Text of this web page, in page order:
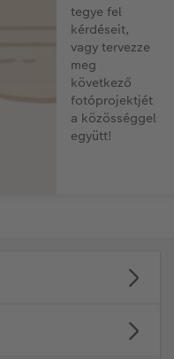
tegye fel
kérdéseit,
vagy tervezze
meg
következő
fotóprojektjét
a közösséggel
együtt!